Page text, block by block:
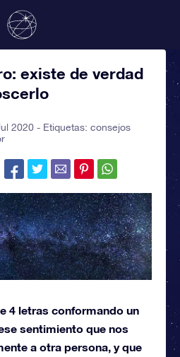
existe de verdad
2020 - Etiquetas:consejos
4 letras conformando un
sentimiento que nos
a otra persona, y que